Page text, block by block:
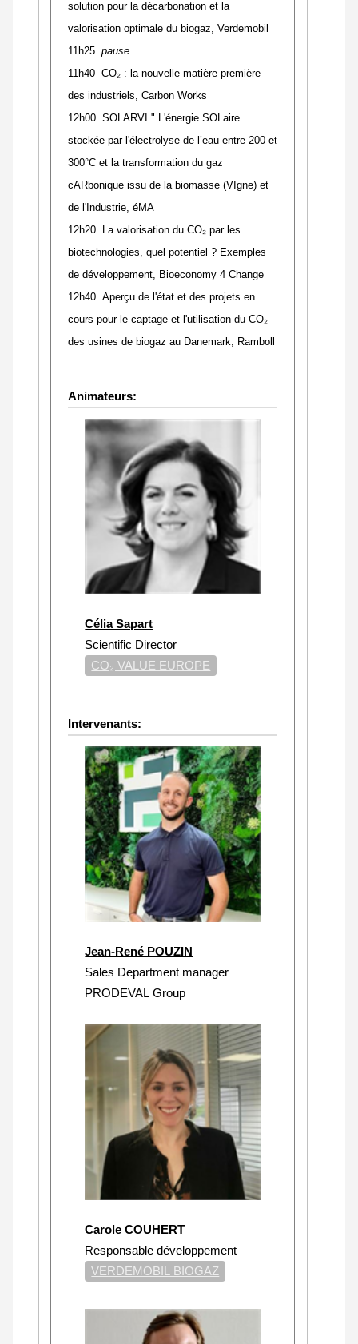
solution pour la décarbonation et la
valorisation optimale du biogaz, Verdemobil
11h25pause
11h40 CO₂ : la nouvelle matière première
des industriels, Carbon Works
12h00 SOLARVI " L'énergie SOLaire
stockée par l'électrolyse de l’eau entre 200 et
300°C et la transformation du gaz
cARbonique issu de la biomasse (VIgne) et
de l'Industrie, éMA
12h20 La valorisation du CO₂ par les
biotechnologies, quel potentiel ? Exemples
de développement, Bioeconomy 4 Change
12h40 Aperçu de l'état et des projets en
cours pour le captage et l'utilisation du CO₂
des usines de biogaz au Danemark, Ramboll
Animateurs:
Célia Sapart
Scientific Director
CO₂ VALUE EUROPE
Intervenants:
Jean-René POUZIN
Sales Department manager
PRODEVAL Group
Carole COUHERT
Responsable développement
VERDEMOBIL BIOGAZ